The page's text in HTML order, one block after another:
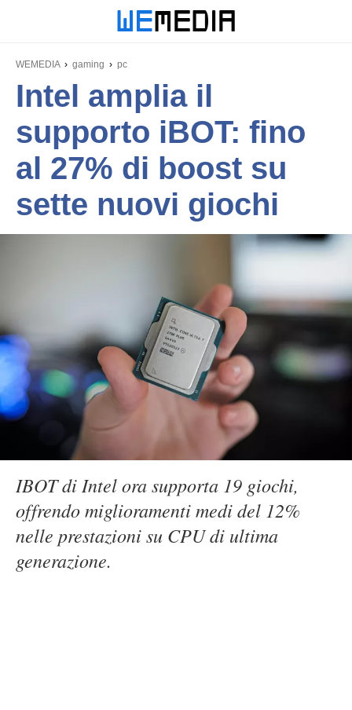
WEMEDIA gaming pc
Intel amplia il
supporto iBOT: fino
al 27% di boost su
sette nuovi giochi
IBOT di Intel ora supporta 19 giochi,
offrendo miglioramenti medi del 12%
nelle prestazioni su CPU di ultima
generazione.